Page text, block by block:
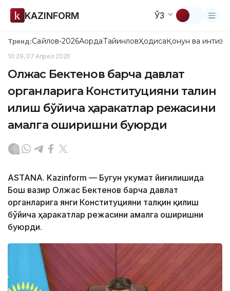
KAZINFORM ЎЗ
Тренд:Сайлов-2026АқордаТайинловҲодисаҚонун ва
10:39, 07 Апрел 2026
Олжас Бектенов барча давлат
органларига Конституцияни талқин
қилиш бўйича ҳаракатлар режасини
амалга оширишни буюрди
ASTANA. Kazinform — Бугун Ҳукумат йиғилишида
Бош вазир Олжас Бектенов барча давлат
органларига янги Конституцияни талқин қилиш
бўйича ҳаракатлар режасини амалга оширишни
буюрди.